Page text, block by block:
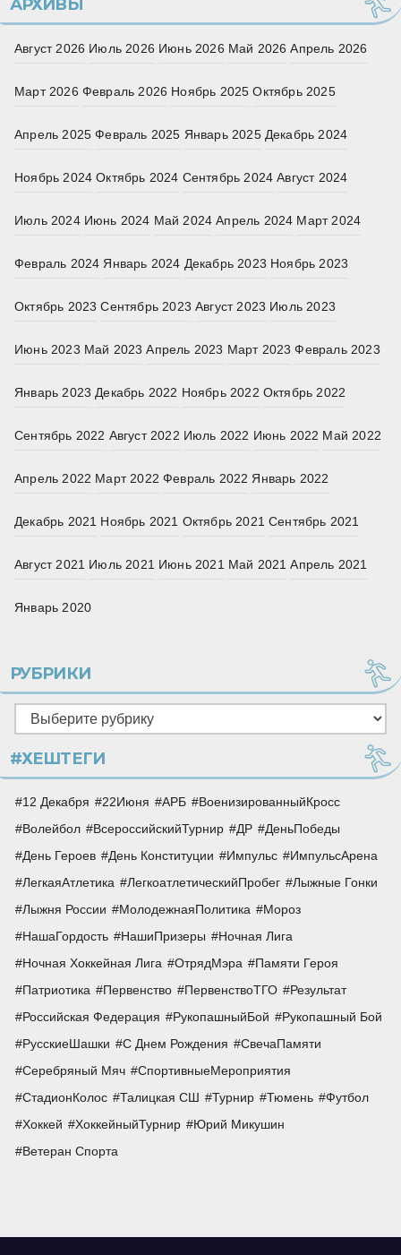
АРХИВЫ
Август 2026 Июль 2026 Июнь 2026 Май 2026 Апрель 2026
Март 2026 Февраль 2026 Ноябрь 2025 Октябрь 2025
Апрель 2025 Февраль 2025 Январь 2025 Декабрь 2024
Ноябрь 2024 Октябрь 2024 Сентябрь 2024 Август 2024
Июль 2024 Июнь 2024 Май 2024 Апрель 2024 Март 2024
Февраль 2024 Январь 2024 Декабрь 2023 Ноябрь 2023
Октябрь 2023 Сентябрь 2023 Август 2023 Июль 2023
Июнь 2023 Май 2023 Апрель 2023 Март 2023 Февраль 2023
Январь 2023 Декабрь 2022 Ноябрь 2022 Октябрь 2022
Сентябрь 2022 Август 2022 Июль 2022 Июнь 2022 Май 2022
Апрель 2022 Март 2022 Февраль 2022 Январь 2022
Декабрь 2021 Ноябрь 2021 Октябрь 2021 Сентябрь 2021
Август 2021 Июль 2021 Июнь 2021 Май 2021 Апрель 2021
Январь 2020
РУБРИКИ
Рубрики
#ХЕШТЕГИ
12 Декабря 22Июня АРБ
ВоенизированныйКросс
Волейбол
ВсероссийскийТурнир ДР
ДеньПобеды
День Героев
День Конституции Импульс
ИмпульсАрена
ЛегкаяАтлетика
ЛегкоатлетическийПробег
Лыжные Гонки
Лыжня России
МолодежнаяПолитика
Мороз
НашаГордость
НашиПризеры
Ночная Лига
Ночная Хоккейная Лига
ОтрядМэра
Памяти Героя
Патриотика
Первенство ПервенствоТГО
Результат
Российская Федерация
РукопашныйБой
Рукопашный Бой
РусскиеШашки
С Днем Рождения
СвечаПамяти
Серебряный Мяч
СпортивныеМероприятия
СтадионКолос
Талицкая СШ Турнир Тюмень
Футбол
Хоккей
ХоккейныйТурнир
Юрий Микушин
Ветеран Спорта